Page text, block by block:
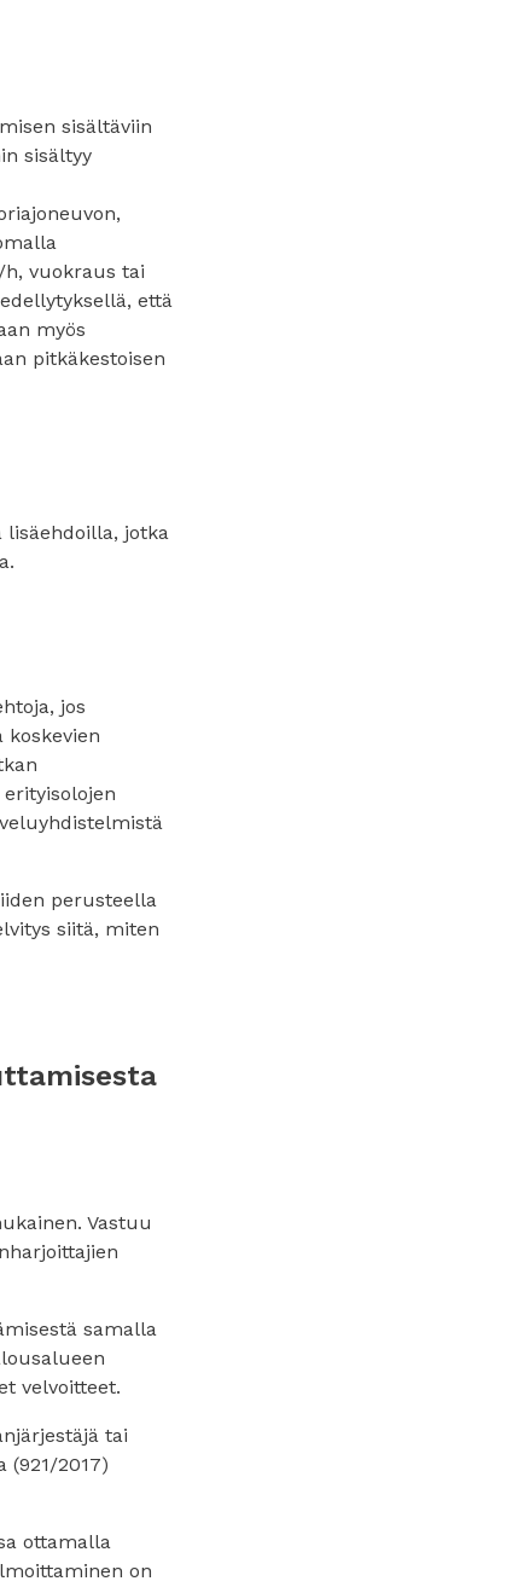
sisältäviin
sisältyy
vuokraus tai
että
myös
pitkäkestoisen
lisäehdoilla, jotka
jos
perusteella
siitä, miten
Vastuu
samalla
velvoitteet.
tai
2017)
ottamalla
on